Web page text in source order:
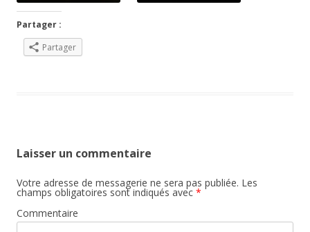
Partager :
Partager
Laisser un commentaire
Votre adresse de messagerie ne sera pas publiée. Les
champs obligatoires sont indiqués avec *
Commentaire